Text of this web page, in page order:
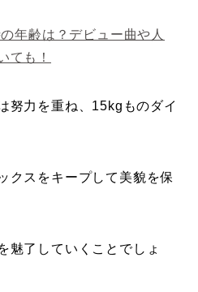
年齢は？デビュー曲や人
ても！
努力を重ね、15kgものダイ
クスをキープして美貌を保
魅了していくことでしょ